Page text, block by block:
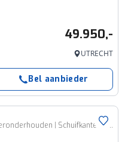
49.950,-
UTRECHT
Bel aanbieder
300h Preference Line Business | Dealeronderhouden | Schuifkanteldak |